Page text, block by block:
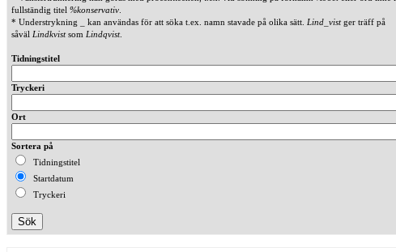
fullständig titel %konservativ
* Understrykning _ kan användas för att söka t.ex. namn stavade på olika sätt. Lind_vistger träff på
såväl Lindkvistsom Lindqvist.
Tidningstitel
Tryckeri
Ort
Sortera på
Tidningstitel
Startdatum
Tryckeri